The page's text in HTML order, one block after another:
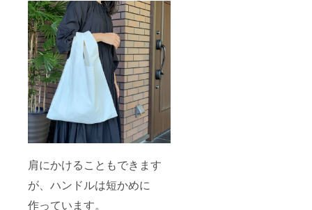
肩にかけることもできます
が、ハンドルは短かめに
作っています。